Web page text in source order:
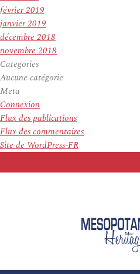
février 2019
janvier 2019
décembre 2018
novembre 2018
Categories
Aucune catégorie
Meta
Connexion
Flux des publications
Flux des commentaires
Site de WordPress-FR